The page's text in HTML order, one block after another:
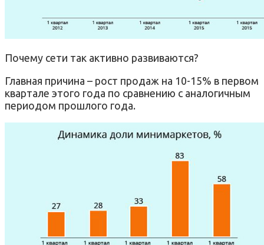
Почему сети так активно развиваются?
Главная причина – рост продаж на 10-15% в первом
квартале этого года по сравнению с аналогичным
периодом прошлого года.